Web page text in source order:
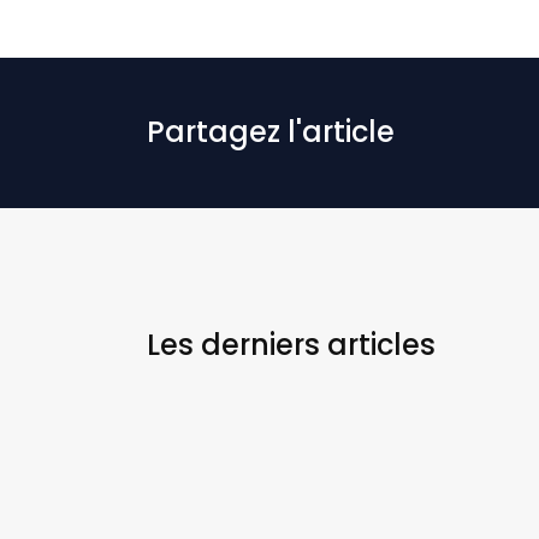
Partagez l'article
Les derniers articles